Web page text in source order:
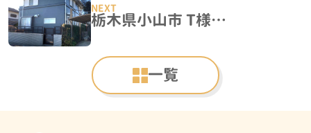
一覧
栃木県小山市 T様邸 屋根塗装・外壁塗装工事